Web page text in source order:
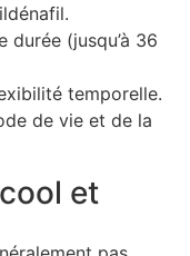
(jusqu’à 36
temporelle.
de vie et de la
et